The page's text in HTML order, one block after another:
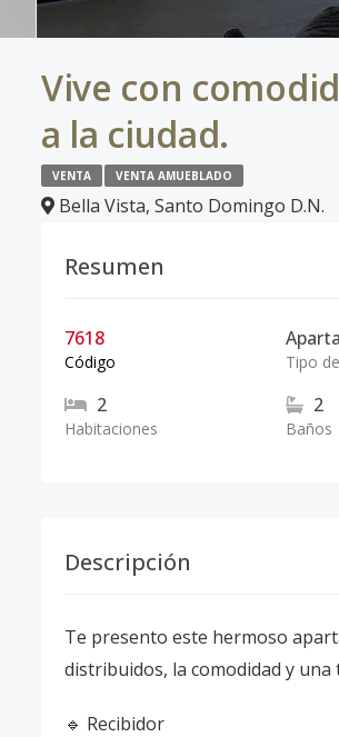
Vive con
a la ciudad.
VENTA VENTA AMUEBLADO
Bella Vista, Santo Domingo D.N.
Resumen
7618
Código Tipo
2
Habitaciones
2
Baños
Descripción
Te presento este hermoso
distribuidos, la comodidad y
🔹 Recibidor